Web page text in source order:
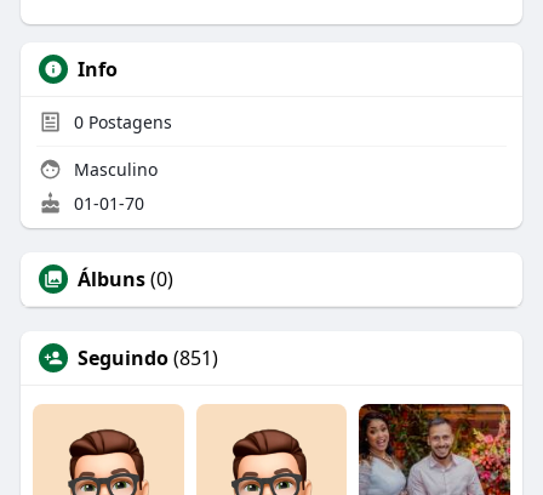
Info
0Postagens
Masculino
01-01-70
Álbuns(0)
Seguindo(851)